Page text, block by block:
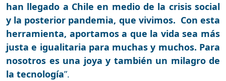
han llegado a Chile en medio de la crisis social
y la posterior pandemia, que vivimos. Con esta
herramienta, aportamos a que la vida sea más
justa e igualitaria para muchas y muchos. Para
nosotros es una joya y también un milagro de
la tecnología”.